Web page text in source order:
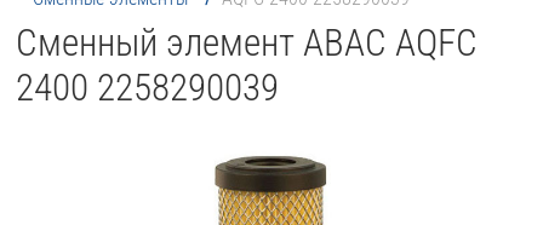
Сменный элемент ABAC AQFC
2400 2258290039